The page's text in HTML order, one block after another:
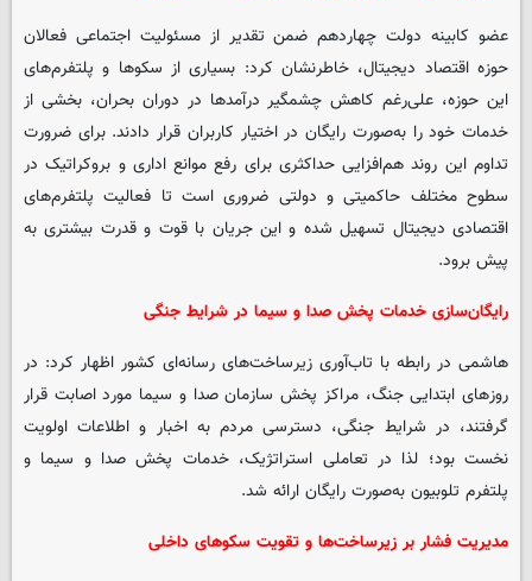
عضو کابینه دولت چهاردهم ضمن تقدیر از مسئولیت اجتماعی فعالان
حوزه اقتصاد دیجیتال، خاطرنشان کرد: بسیاری از سکوها و پلتفرم‌های
این حوزه، علی‌رغم کاهش چشمگیر درآمدها در دوران بحران، بخشی از
خدمات خود را به‌صورت رایگان در اختیار کاربران قرار دادند. برای ضرورت
تداوم این روند هم‌افزایی حداکثری برای رفع موانع اداری و بروکراتیک در
سطوح مختلف حاکمیتی و دولتی ضروری است تا فعالیت پلتفرم‌های
اقتصادی دیجیتال تسهیل شده و این جریان با قوت و قدرت بیشتری به
پیش برود.
رایگان‌سازی خدمات پخش صدا و سیما در شرایط جنگی
هاشمی در رابطه با تاب‌آوری زیرساخت‌های رسانه‌ای کشور اظهار کرد: در
روزهای ابتدایی جنگ، مراکز پخش سازمان صدا و سیما مورد اصابت قرار
گرفتند، در شرایط جنگی، دسترسی مردم به اخبار و اطلاعات اولویت
نخست بود؛ لذا در تعاملی استراتژیک، خدمات پخش صدا و سیما و
پلتفرم تلوبیون به‌صورت رایگان ارائه شد.
مدیریت فشار بر زیرساخت‌ها و تقویت سکوهای داخلی